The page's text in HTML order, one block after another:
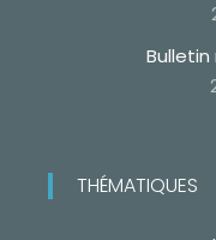
Bulletin
THÉMATIQUES